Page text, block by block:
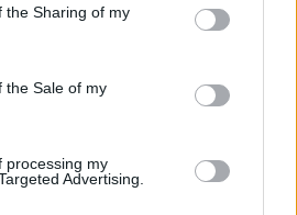
usage behaviour. You may click to
Google and its third-party tags to
specified purposes in below Google
the Sharing of my
the Sale of my
processing my
Advertising.